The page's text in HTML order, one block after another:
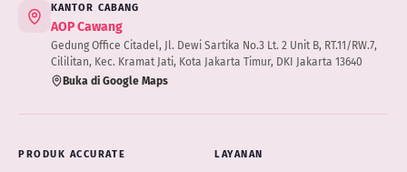
KANTOR CABANG
AOP Cawang
Gedung Office Citadel, Jl. Dewi Sartika No.3 Lt. 2 Unit B, RT.11/RW.7,
Cililitan, Kec. Kramat Jati, Kota Jakarta Timur, DKI Jakarta 13640
Buka di Google Maps
PRODUK ACCURATE LAYANAN